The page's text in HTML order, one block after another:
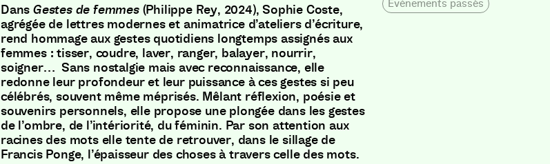
Dans Gestes de femmes (Philippe Rey, 2024), Sophie Coste,
agrégée de lettres modernes et animatrice d’ateliers d’écriture,
rend hommage aux gestes quotidiens longtemps assignés aux
femmes : tisser, coudre, laver, ranger, balayer, nourrir,
soigner… Sans nostalgie mais avec reconnaissance, elle
redonne leur profondeur et leur puissance à ces gestes si peu
célébrés, souvent même méprisés. Mêlant réflexion, poésie et
souvenirs personnels, elle propose une plongée dans les gestes
de l’ombre, de l’intériorité, du féminin. Par son attention aux
racines des mots elle tente de retrouver, dans le sillage de
Francis Ponge, l’épaisseur des choses à travers celle des mots.
Évènements passés